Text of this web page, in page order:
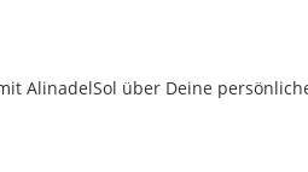
AlinadelSol über Deine